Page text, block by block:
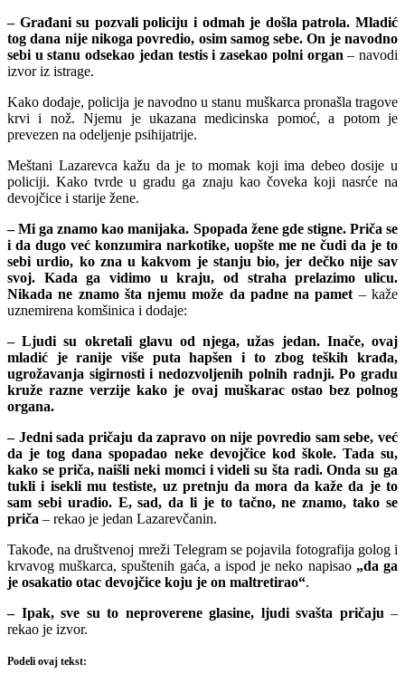
– Građani su pozvali policiju i odmah je došla patrola. Mladić
tog dana nije nikoga povredio, osim samog sebe. On je navodno
sebi u stanu odsekao jedan testis i zasekao polni organ – navodi
izvor iz istrage.
Kako dodaje, policija je navodno u stanu muškarca pronašla tragove
krvi i nož. Njemu je ukazana medicinska pomoć, a potom je
prevezen na odeljenje psihijatrije.
Meštani Lazarevca kažu da je to momak koji ima debeo dosije u
policiji. Kako tvrde u gradu ga znaju kao čoveka koji nasrće na
devojčice i starije žene.
– Mi ga znamo kao manijaka. Spopada žene gde stigne. Priča se
i da dugo već konzumira narkotike, uopšte me ne čudi da je to
sebi urdio, ko zna u kakvom je stanju bio, jer dečko nije sav
svoj. Kada ga vidimo u kraju, od straha prelazimo ulicu.
Nikada ne znamo šta njemu može da padne na pamet – kaže
uznemirena komšinica i dodaje:
– Ljudi su okretali glavu od njega, užas jedan. Inače, ovaj
mladić je ranije više puta hapšen i to zbog teških krađa,
ugrožavanja sigirnosti i nedozvoljenih polnih radnji. Po gradu
kruže razne verzije kako je ovaj muškarac ostao bez polnog
organa.
– Jedni sada pričaju da zapravo on nije povredio sam sebe, već
da je tog dana spopadao neke devojčice kod škole. Tada su,
kako se priča, naišli neki momci i videli su šta radi. Onda su ga
tukli i isekli mu testiste, uz pretnju da mora da kaže da je to
sam sebi uradio. E, sad, da li je to tačno, ne znamo, tako se
priča – rekao je jedan Lazarevčanin.
Takođe, na društvenoj mreži Telegram se pojavila fotografija golog i
krvavog muškarca, spuštenih gaća, a ispod je neko napisao „da ga
je osakatio otac devojčice koju je on maltretirao“.
– Ipak, sve su to neproverene glasine, ljudi svašta pričaju –
rekao je izvor.
Podeli ovaj tekst: